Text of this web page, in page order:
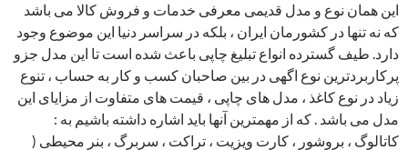
این همان نوع و مدل قدیمی معرفی خدمات و فروش کالا می باشد
که نه تنها در کشورمان ایران ، بلکه در سراسر دنیا این موضوع وجود
دارد. طیف گسترده انواع تبلیغ چاپی باعث شده است تا این مدل جزو
پرکاربردترین نوع اگهی در بین صاحبان کسب و کار به حساب ، تنوع
زیاد در نوع کاغذ ، مدل های چاپی ، قیمت های متفاوت از مزایای این
مدل می باشد . که از مهمترین آنها باید اشاره داشته باشیم به :
کاتالوگ ، بروشور ، کارت ویزیت ، تراکت ، سربرگ ، بنر محیطی (